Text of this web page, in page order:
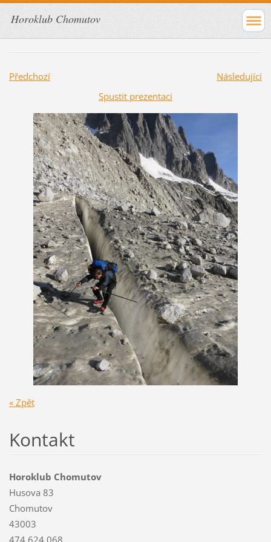
Horoklub Chomutov
Předchozí
Následující
Spustit prezentaci
« Zpět
Kontakt
Horoklub Chomutov
Husova 83
Chomutov
43003
474 624 068